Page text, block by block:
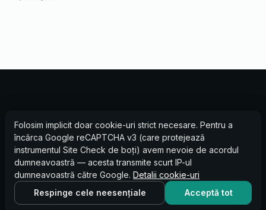
MIAPOS — UN PRODUS FINERGY GROUP.
© 2026 Finergy Tech S.R.L. · Sediu Chișinău, Moldova ·
Operațiuni UE: Instapay Tech S.R.L. (România)
Folosim implicit doar cookie-uri strict necesare. Pentru a
încărca Google reCAPTCHA v3 (care protejează
instrumentul Site Check de boți) avem nevoie de acordul
dumneavoastră — acesta transmite scurt IP-ul
dumneavoastră către Google. Detalii cookie-uri
Respinge cele neesențiale
Acceptă tot